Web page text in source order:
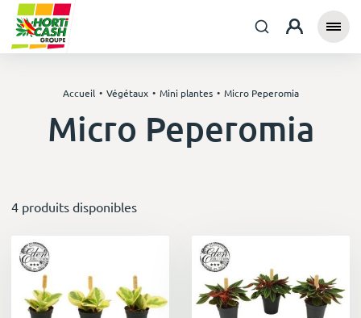
Accueil Végétaux Mini plantes Micro Peperomia
Micro Peperomia
4 produits disponibles